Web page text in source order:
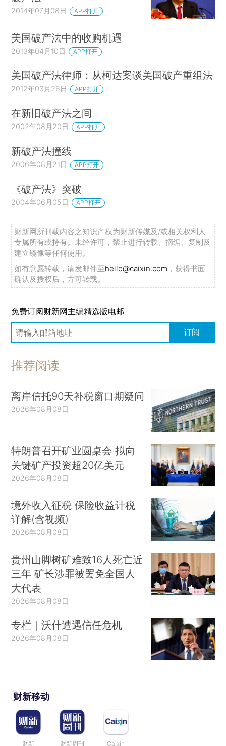
2014年07月08日 APP打开
美国破产法中的收购机遇
2013年04月10日 APP打开
美国破产法律师：从柯达案谈美国破产重组法
2012年03月26日 APP打开
在新旧破产法之间
2002年08月20日 APP打开
新破产法撞线
2006年08月21日 APP打开
《破产法》突破
2004年06月05日 APP打开
财新网所刊载内容之知识产权为财新传媒及/或相关权利人
专属所有或持有。未经许可，禁止进行转载、摘编、复制及
建立镜像等任何使用。
如有意愿转载，请发邮件至hello@caixin.com ，获得书面
确认及授权后，方可转载。
免费订阅财新网主编精选版电邮
订阅
推荐阅读
离岸信托90天补税窗口期疑问
2026年08月08日
特朗普召开矿业圆桌会 拟向
关键矿产投资超20亿美元
2026年08月08日
境外收入征税 保险收益计税
详解(含视频)
2026年08月08日
贵州山脚树矿难致16人死亡近
三年 矿长涉罪被罢免全国人
大代表
2026年08月08日
专栏｜沃什遭遇信任危机
2026年08月08日
财新移动
财新 财新周刊 Caixin